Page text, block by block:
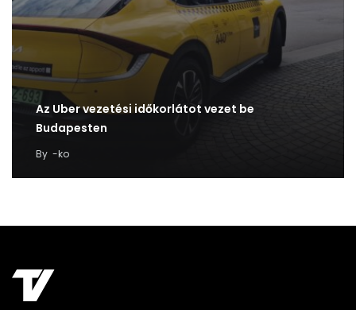
Az Uber vezetési időkorlátot vezet be
Budapesten
By -ko